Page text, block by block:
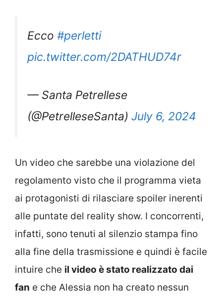
Ecco #perletti
pic.twitter.com/2DATHUD74r
— Santa Petrellese
(@PetrelleseSanta) July 6, 2024
Un video che sarebbe una violazione del
regolamento visto che il programma vieta
ai protagonisti di rilasciare spoiler inerenti
alle puntate del reality show. I concorrenti,
infatti, sono tenuti al silenzio stampa fino
alla fine della trasmissione e quindi è facile
intuire che il video è stato realizzato dai
fan e che Alessia non ha creato nessun